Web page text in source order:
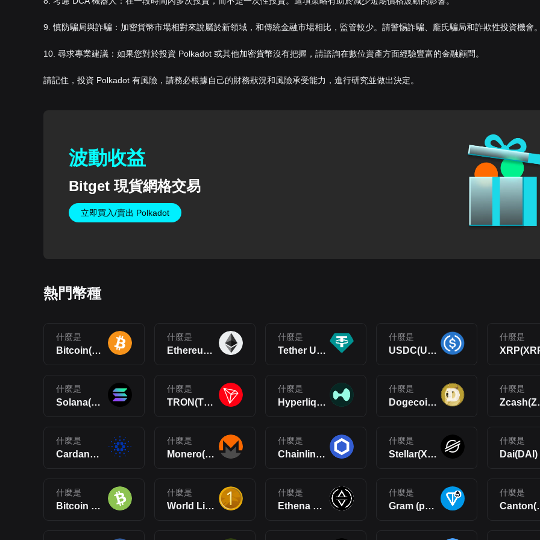
9. 慎防騙局與詐騙：加密貨幣市場相對來說屬於新領域，和傳統金融市場相比，監管較少。請警惕詐騙、龐氏騙局和詐欺性投資機會
10. 尋求專業建議：如果您對於投資 Polkadot 或其他加密貨幣沒有把握，請諮詢在數位資產方面經驗豐富的金融顧問。
請記住，投資 Polkadot 有風險，請務必根據自己的財務狀況和風險承受能力，進行研究並做出決定。
波動收益
Bitget 現貨網格交易
立即買入/賣出 Polkadot
熱門幣種
什麼是
Bitcoin(BTC)
什麼是
Ethereum(ETH)
什麼是
Tether USDt(USDT)
什麼是
USDC(USDC)
什麼是
什麼是
Solana(SOL)
什麼是
TRON(TRX)
什麼是
Hyperliquid(HYPE)
什麼是
Dogecoin(DOGE)
什麼是
什麼是
Cardano(ADA)
什麼是
Monero(XMR)
什麼是
Chainlink(LINK)
什麼是
Stellar(XLM)
什麼是
Dai(DAI)
什麼是
Bitcoin Cash(BCH)
什麼是
World Liberty Financial USD(USD1)
什麼是
Ethena USDe(USDe)
什麼是
Gram (prev. Toncoin)(GRAM)
什麼是